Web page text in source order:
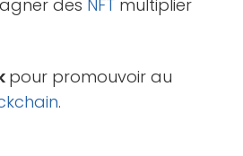
des NFT multiplier
pour promouvoir au
.